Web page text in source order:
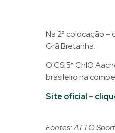
Na 2ª colocação –
Grã Bretanha.
O CSI5* ChIO
brasileiro na
Site oficial –
Fontes: ATTO